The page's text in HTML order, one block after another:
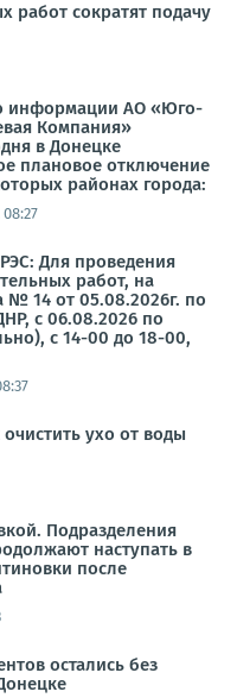
работ сократят подачу
информации АО «Юго-
Компания»
в Донецке
плановое отключение
районах города:
Для проведения
работ, на
№ 14 от 05.08.2026г. по
с 06.08.2026 по
с 14-00 до 18-00,
ухо от воды
Подразделения
наступать в
после
остались без